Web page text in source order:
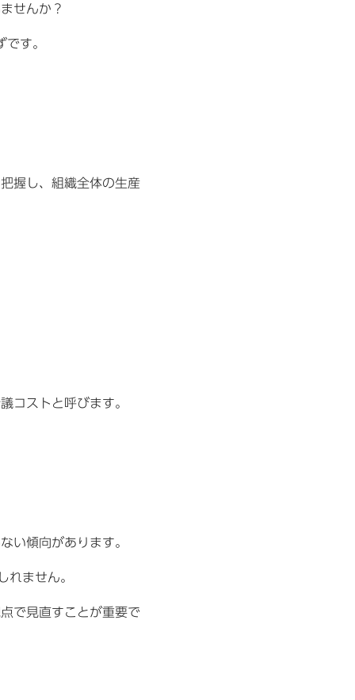
せんか？
す。
握し、組織全体の生産
コストと呼びます。
い傾向があります。
れません。
で見直すことが重要で